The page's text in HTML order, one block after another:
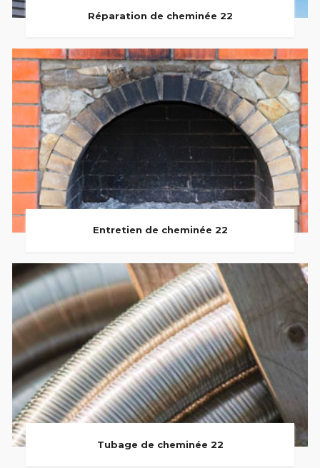
Réparation de cheminée 22
Entretien de cheminée 22
Tubage de cheminée 22